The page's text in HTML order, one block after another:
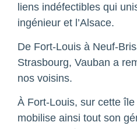
liens indéfectibles qui
ingénieur et l’Alsace.
De Fort-Louis à Neuf-
Strasbourg, Vauban a
nos voisins.
À Fort-Louis, sur cette
mobilise ainsi tout son